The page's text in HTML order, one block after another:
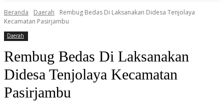
Beranda Daerah
Rembug Bedas Di Laksanakan Didesa Tenjolaya
Kecamatan Pasirjambu
Daerah
Rembug Bedas Di Laksanakan
Didesa Tenjolaya Kecamatan
Pasirjambu